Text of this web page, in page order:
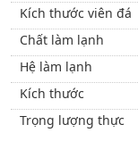
Kích thước viên đá
Chất làm lạnh
Hệ làm lạnh
Kích thước
Trọng lượng thực